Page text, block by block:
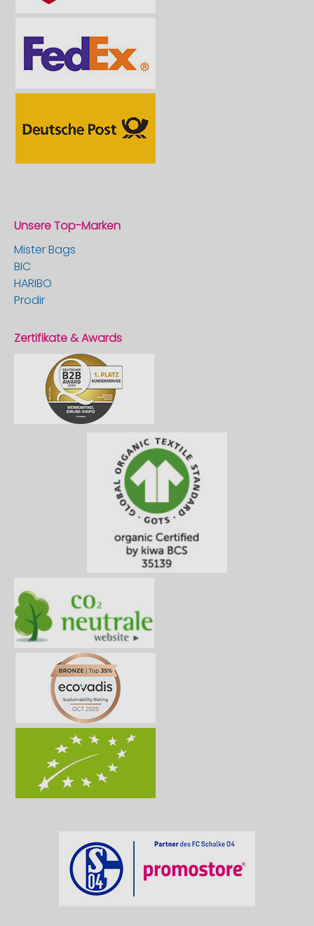
Unsere Top-Marken
Mister Bags
BIC
HARIBO
Prodir
Zertifikate & Awards